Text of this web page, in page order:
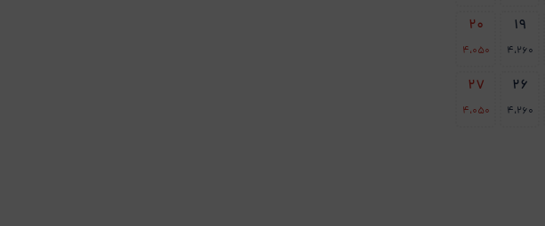
19
4،260
20
4،050
26
4،260
27
4،050